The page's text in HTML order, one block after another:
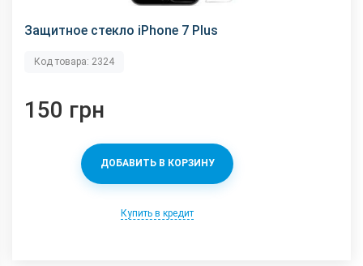
Защитное стекло iPhone 7 Plus
Код товара: 2324
150 грн
ДОБАВИТЬ В КОРЗИНУ
Купить в кредит